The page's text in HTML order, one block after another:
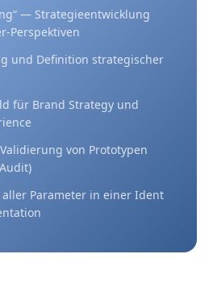
— Strategieentwicklung
Perspektiven
und Definition strategischer
für Brand Strategy und
von Prototypen
Parameter in einer Ident